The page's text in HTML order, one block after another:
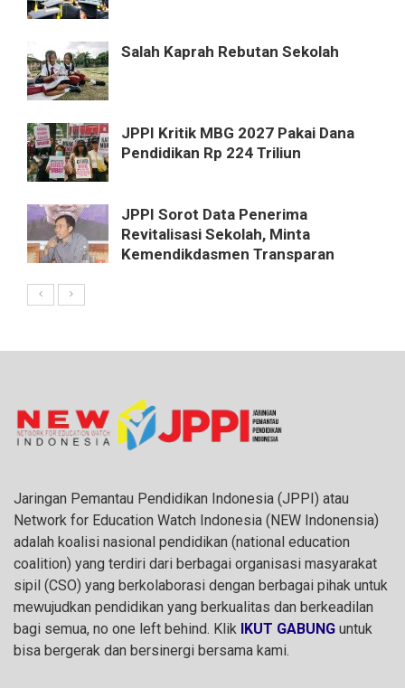
Salah Kaprah Rebutan Sekolah
JPPI Kritik MBG 2027 Pakai Dana
Pendidikan Rp 224 Triliun
JPPI Sorot Data Penerima
Revitalisasi Sekolah, Minta
Kemendikdasmen Transparan
Jaringan Pemantau Pendidikan Indonesia (JPPI) atau
Network for Education Watch Indonesia (NEW Indonensia)
adalah koalisi nasional pendidikan (national education
coalition) yang terdiri dari berbagai organisasi masyarakat
sipil (CSO) yang berkolaborasi dengan berbagai pihak untuk
mewujudkan pendidikan yang berkualitas dan berkeadilan
bagi semua, no one left behind. Klik IKUT GABUNG untuk
bisa bergerak dan bersinergi bersama kami.